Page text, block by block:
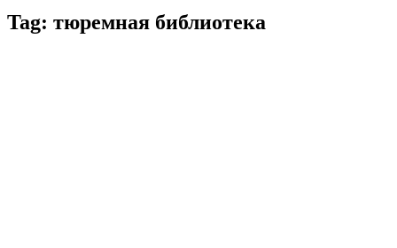
Tag: тюремная библиотека